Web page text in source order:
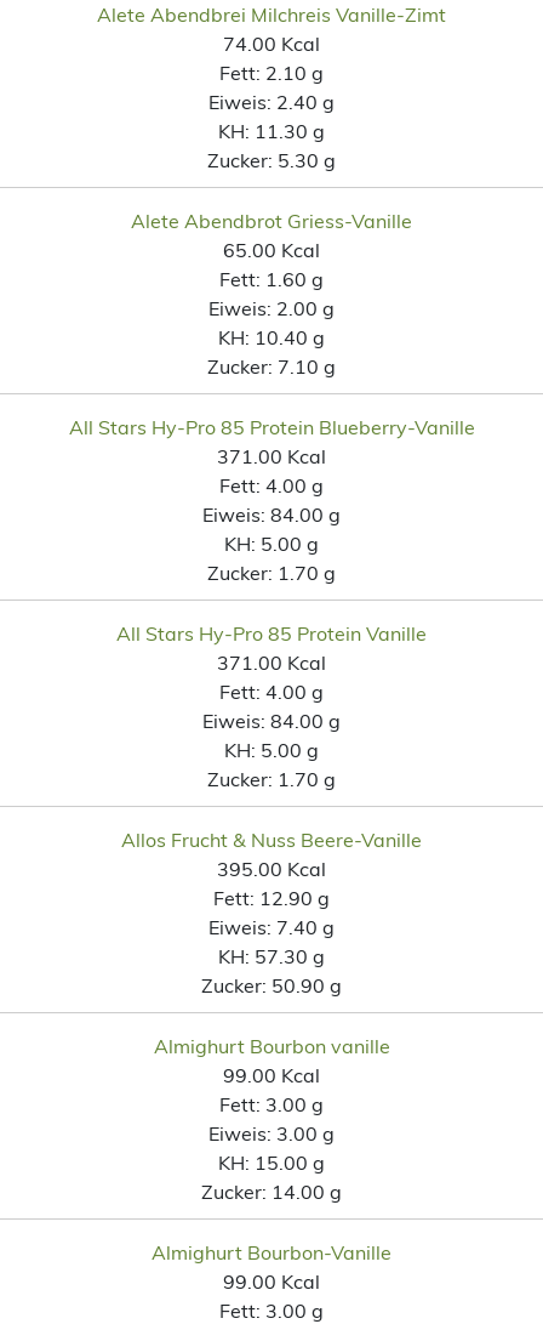
Alete Abendbrei Milchreis Vanille-Zimt
74.00 Kcal
Fett: 2.10 g
Eiweis: 2.40 g
KH: 11.30 g
Zucker: 5.30 g
Alete Abendbrot Griess-Vanille
65.00 Kcal
Fett: 1.60 g
Eiweis: 2.00 g
KH: 10.40 g
Zucker: 7.10 g
All Stars Hy-Pro 85 Protein Blueberry-Vanille
371.00 Kcal
Fett: 4.00 g
Eiweis: 84.00 g
KH: 5.00 g
Zucker: 1.70 g
All Stars Hy-Pro 85 Protein Vanille
371.00 Kcal
Fett: 4.00 g
Eiweis: 84.00 g
KH: 5.00 g
Zucker: 1.70 g
Allos Frucht & Nuss Beere-Vanille
395.00 Kcal
Fett: 12.90 g
Eiweis: 7.40 g
KH: 57.30 g
Zucker: 50.90 g
Almighurt Bourbon vanille
99.00 Kcal
Fett: 3.00 g
Eiweis: 3.00 g
KH: 15.00 g
Zucker: 14.00 g
Almighurt Bourbon-Vanille
99.00 Kcal
Fett: 3.00 g